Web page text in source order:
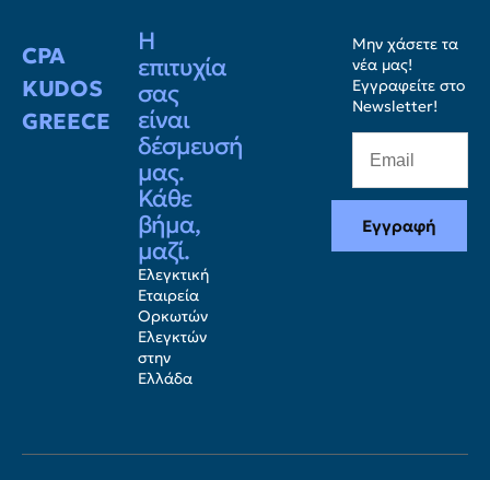
CPA
KUDOS
GREECE
Η
επιτυχία
σας
είναι
δέσμευσή
μας.
Κάθε
βήμα,
μαζί.
Ελεγκτική
Εταιρεία
Ορκωτών
Ελεγκτών
στην
Ελλάδα
Μην χάσετε τα
νέα μας!
Εγγραφείτε στο
Newsletter!
Εγγραφή